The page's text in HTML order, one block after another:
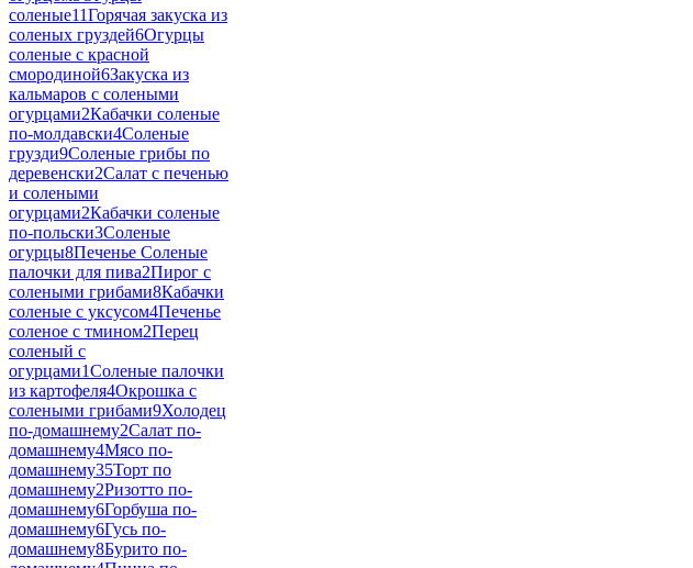
соленые11Горячая закуска из
соленых груздей6Огурцы
соленые с красной
смородиной6Закуска из
кальмаров с солеными
огурцами2Кабачки соленые
по-молдавски4Соленые
грузди9Соленые грибы по
деревенски2Салат с печенью
и солеными
огурцами2Кабачки соленые
по-польски3Соленые
огурцы8Печенье Соленые
палочки для пива2Пирог с
солеными грибами8Кабачки
соленые с уксусом4Печенье
соленое с тмином2Перец
соленый с
огурцами1Соленые палочки
из картофеля4Окрошка с
солеными грибами9Холодец
по-домашнему2Салат по-
домашнему4Мясо по-
домашнему35Торт по
домашнему2Ризотто по-
домашнему6Горбуша по-
домашнему6Гусь по-
домашнему8Бурито по-